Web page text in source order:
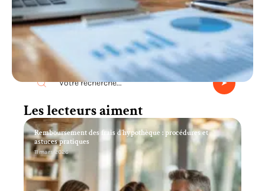
Recherche
Les lecteurs aiment
Remboursement des frais d’hypothèque : procédures et
astuces pratiques
11 mars 2026